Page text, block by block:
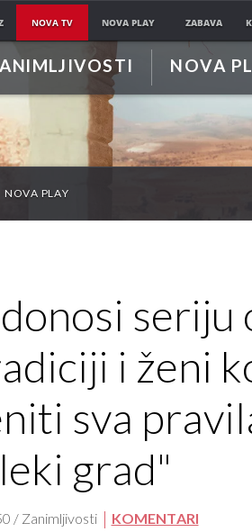
NOVA TV NOVA PLAY ZABAVA
NOVA
NOVA PLAY
seriju
i ženi
sva
grad"
/ Zanimljivosti KOMENTARI